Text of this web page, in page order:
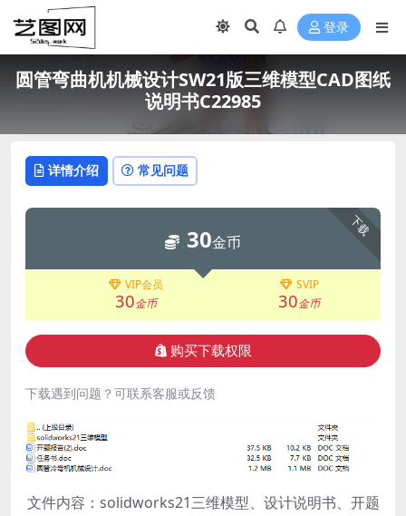
登录
圆管弯曲机机械设计SW21版三维模型CAD图纸
说明书C22985
详情介绍 常见问题
下载
30金币
VIP会员
30金币
SVIP
30金币
购买下载权限
下载遇到问题？可联系客服或反馈
文件内容：solidworks21三维模型、设计说明书、开题